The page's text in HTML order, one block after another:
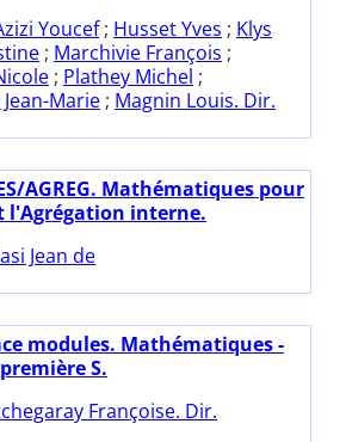
Youcef; Husset Yves ; Klys
; Marchivie François ;
; Plathey Michel ;
Marie ; Magnin Louis. Dir.
AGREG. Mathématiques pour
l'Agrégation interne.
Jean de
modules. Mathématiques -
S.
Françoise. Dir.